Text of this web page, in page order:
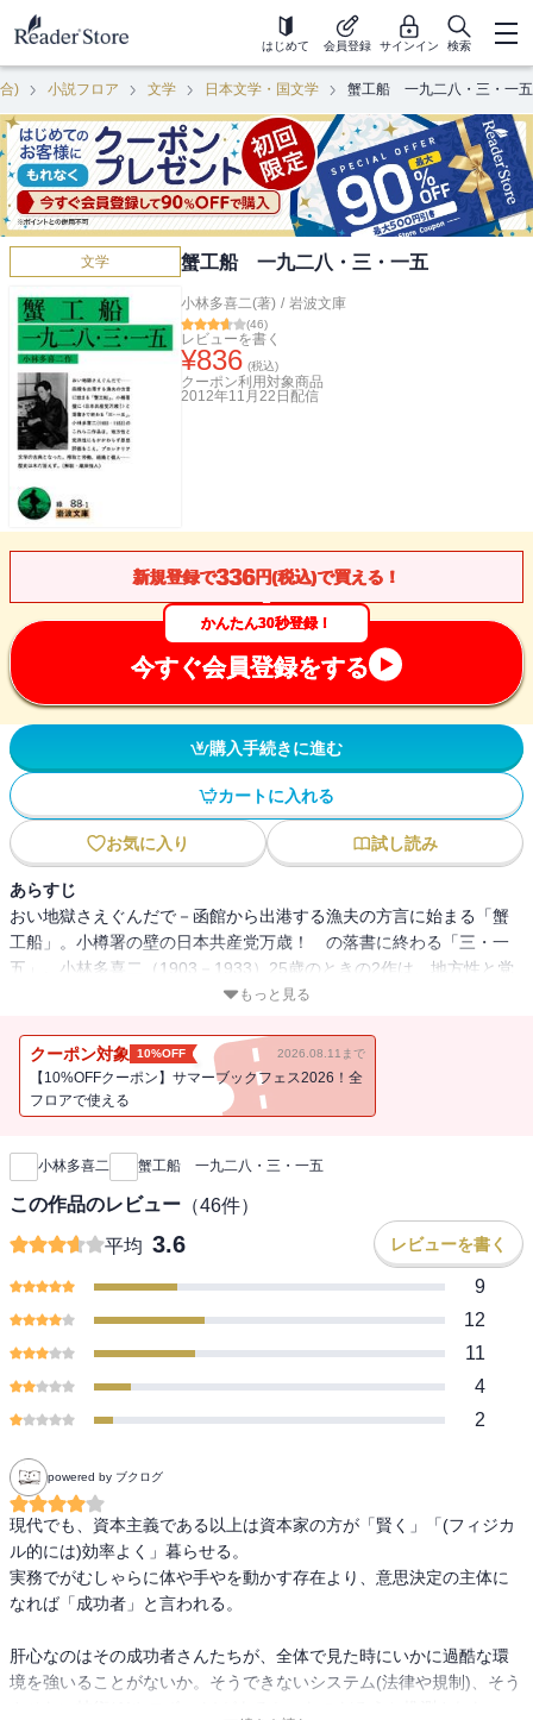
はじめて 会員登録 サインイン 検索
) 小説フロア 文学 日本文学・国文学 蟹工船 一九二八・三・一五
文学 蟹工船 一九二八・三・一五
小林多喜二(著) / 岩波文庫
(46)
レビューを書く
¥836 (税込)
クーポン利用対象商品
2012年11月22日 配信
新規登録で336円(税込)で買える！
かんたん30秒登録！
今すぐ会員登録をする
購入手続きに進む
カートに入れる
お気に入り 試し読み
あらすじ
おい地獄さえぐんだで－函館から出港する漁夫の方言に始まる「蟹
工船」。小樽署の壁の日本共産党万歳！ の落書に終わる「三・一
五」。小林多喜二（1903－1933）25歳のときの2作は、地方性と党
派性にもかかわらず思想評価をのりこえプロレタリア文学の古典と
原惟人］
もっと見る
クーポン対象 10%OFF 2026.08.11まで
【10%OFFクーポン】サマーブックフェス2026！全
フロアで使える
新刊通知
小林多喜二 蟹工船 一九二八・三・一五
この作品のレビュー （46件）
平均 3.6 レビューを書く
9
12
11
4
2
powered by ブクログ
現代でも、資本主義である以上は資本家の方が「賢く」「(フィジカ
ル的には)効率よく」暮らせる。
実務でがむしゃらに体や手やを動かす存在より、意思決定の主体に
なれば「成功者」と言われる。
肝心なのはその成功者さんたちが、全体で見た時にいかに過酷な環
境を強いることがないか。そうできないシステム(法律や規制)、そう